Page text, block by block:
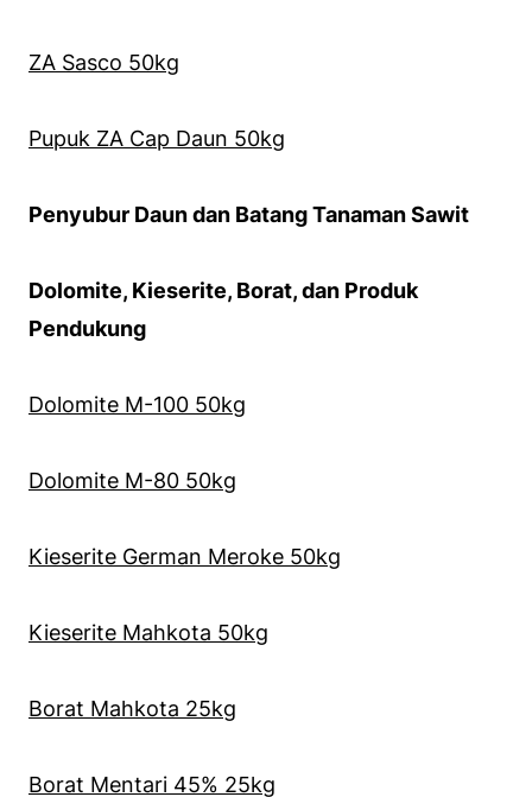
ZA Sasco 50kg
Pupuk ZA Cap Daun 50kg
Penyubur Daun dan Batang Tanaman Sawit
Dolomite, Kieserite, Borat, dan Produk
Pendukung
Dolomite M-100 50kg
Dolomite M-80 50kg
Kieserite German Meroke 50kg
Kieserite Mahkota 50kg
Borat Mahkota 25kg
Borat Mentari 45% 25kg